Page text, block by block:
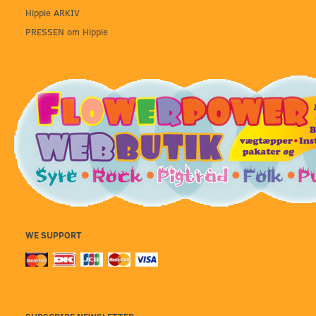
Hippie ARKIV
PRESSEN om Hippie
WE SUPPORT